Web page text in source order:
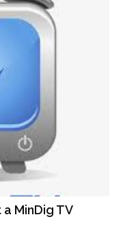
MinDig TV